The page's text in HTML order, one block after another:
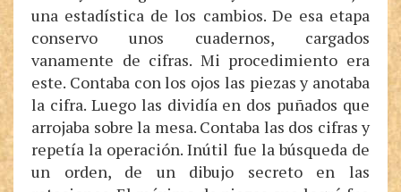
una estadística de los cambios. De esa etapa
conservo unos cuadernos, cargados
vanamente de cifras. Mi procedimiento era
este. Contaba con los ojos las piezas y anotaba
la cifra. Luego las dividía en dos puñados que
arrojaba sobre la mesa. Contaba las dos cifras y
repetía la operación. Inútil fue la búsqueda de
un orden, de un dibujo secreto en las